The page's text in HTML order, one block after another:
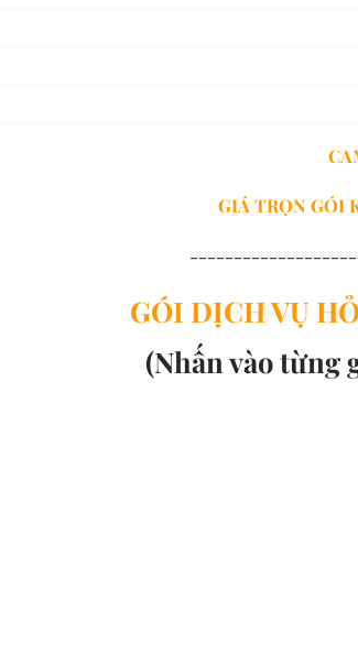
GIÁ TRỌN GÓI
GÓI DỊCH VỤ
(Nhấn vào từng